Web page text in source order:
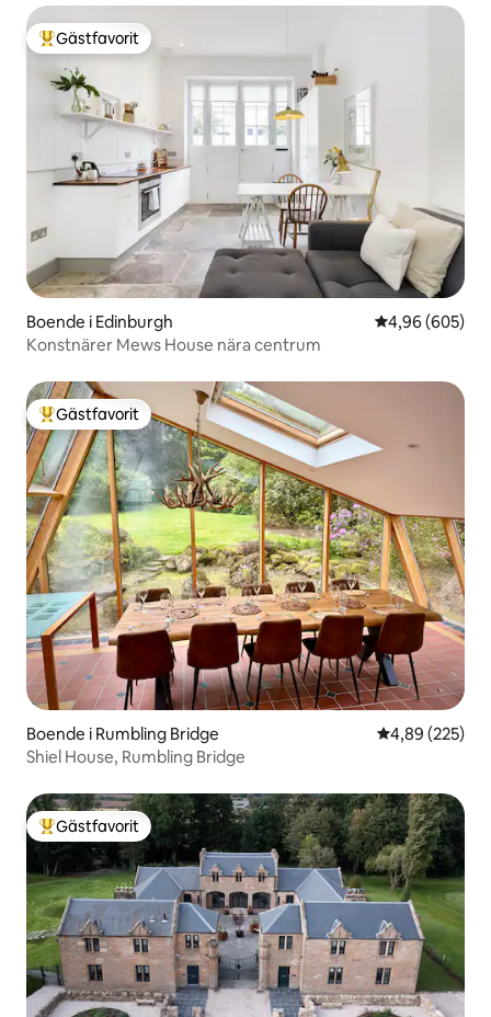
Populär gästfavorit
Gästfavorit
Boende i Edinburgh 4,96 av 5 i
4,96 (605)
Konstnärer Mews House nära centrum
Populär gästfavorit
Gästfavorit
Boende i Rumbling Bridge 4,89 av 5 i
4,89 (225)
Shiel House, Rumbling Bridge
Populär gästfavorit
Gästfavorit